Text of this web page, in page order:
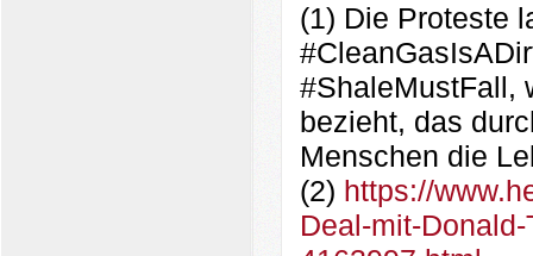
(1) Die Proteste
#ShaleMustFall,
bezieht, das
Menschen die
(2) https://
Deal-mit-